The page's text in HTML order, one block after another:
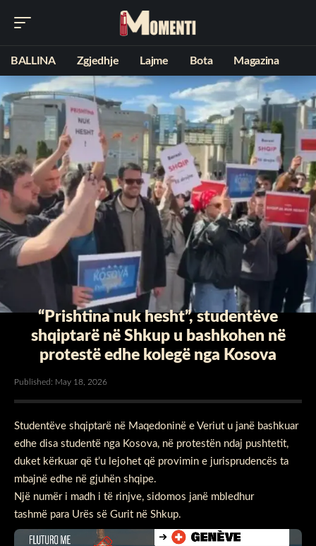
BALLINA Zgjedhje Lajme Bota Magazina
“Prishtina nuk hesht”, studentëve
shqiptarë në Shkup u bashkohen në
protestë edhe kolegë nga Kosova
Published: May 18, 2026
Studentëve shqiptarë në Maqedoninë e Veriut u janë bashkuar
edhe disa studentë nga Kosova, në protestën ndaj pushtetit,
duket kërkuar që t’u lejohet që provimin e jurisprudencës ta
mbajnë edhe në gjuhën shqipe.
Një numër i madh i të rinjve, sidomos janë mbledhur
tashmë para Urës së Gurit në Shkup.